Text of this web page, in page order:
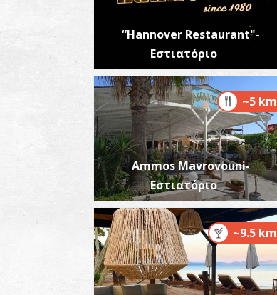
“Hannover Restaurant"-
Εστιατόριο
~5 km
Ammos Mavrovouni-
Εστιατόριο
~9.5 km